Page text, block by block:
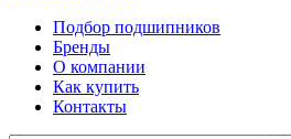
Подбор подшипников
Бренды
О компании
Как купить
Контакты